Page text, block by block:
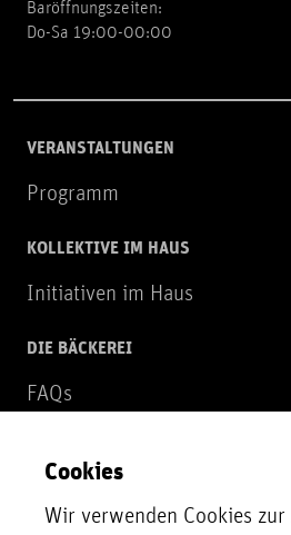
Baröffnungszeiten:
Do-Sa 19:00-00:00
VERANSTALTUNGEN
Programm
KOLLEKTIVE IM HAUS
Initiativen im Haus
DIE BÄCKEREI
FAQs
NEWSLETTER
Zur Newsletter Anmeldung
Cookies
Wir verwenden Cookies zur